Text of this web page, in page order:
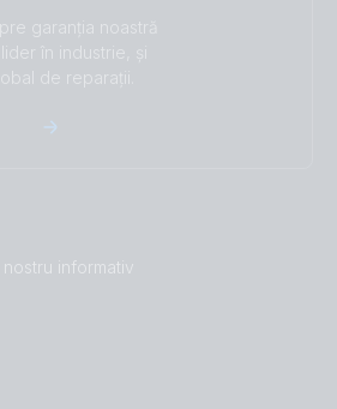
garanția noastră
în industrie, și
de reparații.
informativ